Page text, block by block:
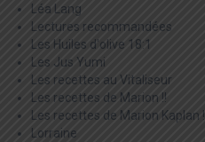
Léa Lang
Lectures recommandées
Les Huiles d'olive 18:1
Les Jus Yumi
Les recettes au Vitaliseur
Les recettes de Marion !!
Les recettes de Marion Kaplan !
Lorraine